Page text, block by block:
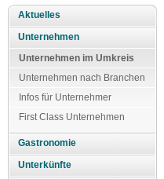
Aktuelles
Unternehmen
Unternehmen im Umkreis
Unternehmen nach Branchen
Infos für Unternehmer
First Class Unternehmen
Gastronomie
Unterkünfte